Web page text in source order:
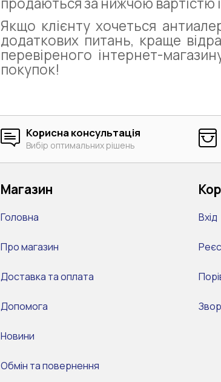
Якщо клієнту хочеться
додаткових питань, краще
перевіреного інтернет-
покупок!
Корисна консультація
Вибір оптимальних рішень
Магазин
Головна
Про магазин
Доставка та оплата
Допомога
Новини
Обмін та повернення
Вхід